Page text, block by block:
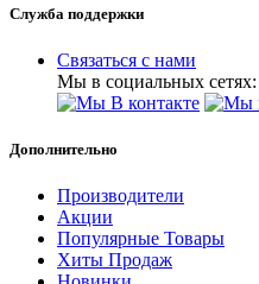
Служба поддержки
Связаться с нами
Мы в социальных сетях:
Дополнительно
Производители
Акции
Популярные Товары
Хиты Продаж